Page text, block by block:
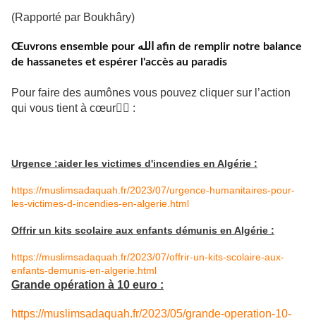
(Rapporté par Boukhâry)
Œuvrons ensemble pour الله afin de remplir notre balance
de hassanetes et espérer l'accès au paradis
Pour faire des aumônes vous pouvez cliquer sur l’action
qui vous tient à cœur👇🏼 :
Urgence :aider les victimes d'incendies en Algérie :
https://muslimsadaquah.fr/2023/07/urgence-humanitaires-pour-
les-victimes-d-incendies-en-algerie.html
Offrir un kits scolaire aux enfants démunis en Algérie :
https://muslimsadaquah.fr/2023/07/offrir-un-kits-scolaire-aux-
enfants-demunis-en-algerie.html
Grande opération à 10 euro :
https://muslimsadaquah.fr/2023/05/grande-operation-10-